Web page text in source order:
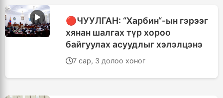
🔴ЧУУЛГАН: “Харбин“-ын гэрээг
хянан шалгах түр хороо
байгуулах асуудлыг хэлэлцэнэ
7 сар, 3 долоо хоног